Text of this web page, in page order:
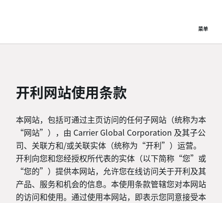
菜单
开利网站使用条款
本网站，包括可通过主页访问的任何子网站（统称为本
“网站”），由 Carrier Global Corporation 及其子公
司、关联方和/或关联实体（统称为“开利”）运营。
开利向您和您经授权所代表的实体（以下简称“您”或
“您的”）提供本网站，允许您在线访问关于开利及其
产品、服务和机会的信息。本使用条款管辖您对本网站
的访问和使用。通过使用本网站，即表示您同意接受本